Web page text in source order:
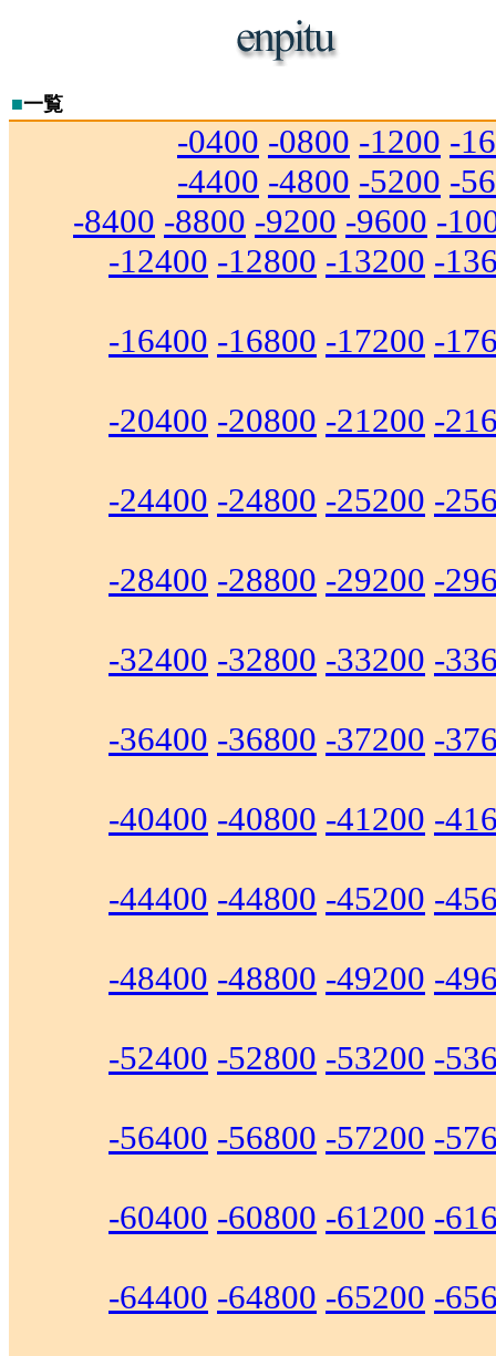
■一覧
-0400 -0800 -1200 -
-4400 -4800 -5200 -
-8400 -8800 -9200 -9600 -
-12400 -12800 -13200 -
-16400 -16800 -17200 -
-20400 -20800 -21200 -
-24400 -24800 -25200 -
-28400 -28800 -29200 -
-32400 -32800 -33200 -
-36400 -36800 -37200 -
-40400 -40800 -41200 -
-44400 -44800 -45200 -
-48400 -48800 -49200 -
-52400 -52800 -53200 -
-56400 -56800 -57200 -
-60400 -60800 -61200 -
-64400 -64800 -65200 -